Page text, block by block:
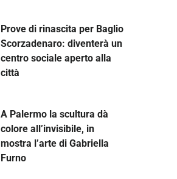
Prove di rinascita per Baglio
Scorzadenaro: diventerà un
centro sociale aperto alla
città
A Palermo la scultura dà
colore all’invisibile, in
mostra l’arte di Gabriella
Furno